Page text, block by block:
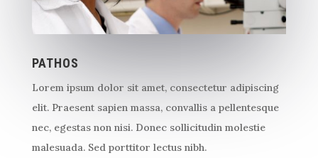
PATHOS
Lorem ipsum dolor sit amet, consectetur adipiscing
elit. Praesent sapien massa, convallis a pellentesque
nec, egestas non nisi. Donec sollicitudin molestie
malesuada. Sed porttitor lectus nibh.